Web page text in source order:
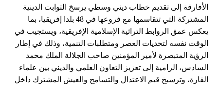
الأفارقة إلى تقديم خطاب ديني وسطي يرسخ الثوابت الدينية
المشتركة التي تتقاسمها مع فروعها في 48 بلدا إفريقيا، بما
يعكس عمق الروابط التراثية الإسلامية الإفريقية، ويستجيب في
الوقت نفسه لتحديات العصر ومتطلبات التنمية، وذلك في إطار
الرؤية المتبصرة لأمير المؤمنين صاحب الجلالة الملك محمد
السادس، الرامية إلى تعزيز التعاون العلمي والديني بين علماء
القارة، وترسيخ قيم الاعتدال والتسامح والعيش المشترك داخل